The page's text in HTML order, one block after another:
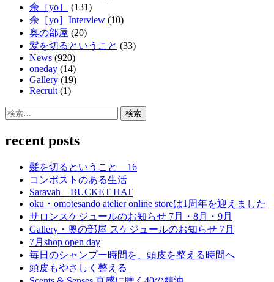
余［yo］
(131)
余［yo］Interview (10)
奥の部屋 (20)
髪を切るということ (33)
News (920)
oneday (14)
Gallery (19)
Recruit (1)
検
recent posts
髪を切るということ 16
コンポストのある生活
Saravah BUCKET HAT
oku・omotesando atelier online storeは1周年を迎えました
サロンスケジュールのお知らせ 7月・8月・9月
Gallery・奥の部屋 スケジュールのお知らせ 7月
7月shop open day
毎日のシャンプー時間を、頭皮を整える時間へ
頭皮もやさしく整える